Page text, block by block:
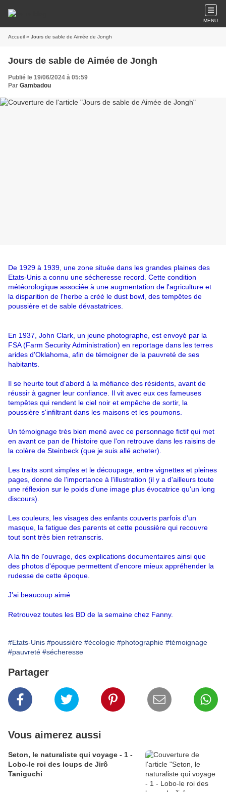
MENU
Accueil » Jours de sable de Aimée de Jongh
Jours de sable de Aimée de Jongh
Publié le 19/06/2024 à 05:59
Par Gambadou
De 1929 à 1939, une zone située dans les grandes plaines des
Etats-Unis a connu une sécheresse record. Cette condition
météorologique associée à une augmentation de l'agriculture et
la disparition de l'herbe a créé le dust bowl, des tempêtes de
poussière et de sable dévastatrices.
En 1937, John Clark, un jeune photographe, est envoyé par la
FSA (Farm Security Administration) en reportage dans les terres
arides d'Oklahoma, afin de témoigner de la pauvreté de ses
habitants.
Il se heurte tout d'abord à la méfiance des résidents, avant de
réussir à gagner leur confiance. Il vit avec eux ces fameuses
tempêtes qui rendent le ciel noir et empêche de sortir, la
poussière s'infiltrant dans les maisons et les poumons.
Un témoignage très bien mené avec ce personnage fictif qui met
en avant ce pan de l'histoire que l'on retrouve dans les raisins de
la colère de Steinbeck (que je suis allé acheter).
Les traits sont simples et le découpage, entre vignettes et pleines
pages, donne de l'importance à l'illustration (il y a d'ailleurs toute
une réflexion sur le poids d'une image plus évocatrice qu'un long
discours).
Les couleurs, les visages des enfants couverts parfois d'un
masque, la fatigue des parents et cette poussière qui recouvre
tout sont très bien retranscris.
A la fin de l'ouvrage, des explications documentaires ainsi que
des photos d'époque permettent d'encore mieux appréhender la
rudesse de cette époque.
J'ai beaucoup aimé
Retrouvez toutes les BD de la semaine chez Fanny.
#Etats-Unis #poussière #écologie #photographie #témoignage
#pauvreté #sécheresse
Partager
Vous aimerez aussi
Seton, le naturaliste qui voyage - 1 -
Lobo-le roi des loups de Jirô
Taniguchi